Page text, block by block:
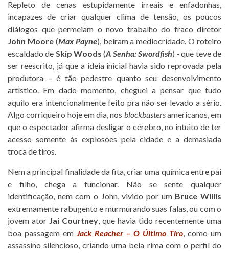
Repleto de cenas estupidamente irreais e enfadonhas,
incapazes de criar qualquer clima de tensão, os poucos
diálogos que permeiam o novo trabalho do fraco diretor
John Moore(Max Payne), beiram a mediocridade. O roteiro
escaldado de Skip Woods (A Senha: Swordfish) - que teve de
ser reescrito, já que a ideia inicial havia sido reprovada pela
produtora – é tão pedestre quanto seu desenvolvimento
artístico. Em dado momento, cheguei a pensar que tudo
aquilo era intencionalmente feito pra não ser levado a sério.
Algo corriqueiro hoje em dia, nos blockbustersamericanos, em
que o espectador afirma desligar o cérebro, no intuito de ter
acesso somente às explosões pela cidade e a demasiada
troca de tiros.
Nem a principal finalidade da fita, criar uma química entre pai
e filho, chega a funcionar. Não se sente qualquer
identificação, nem com o John, vivido por umBruce Willis
extremamente rabugento e murmurando suas falas, ou com o
jovem ator Jai Courtney, que havia tido recentemente uma
boa passagem em Jack Reacher – O Último Tiro, como um
assassino silencioso, criando uma bela rima com o perfil do